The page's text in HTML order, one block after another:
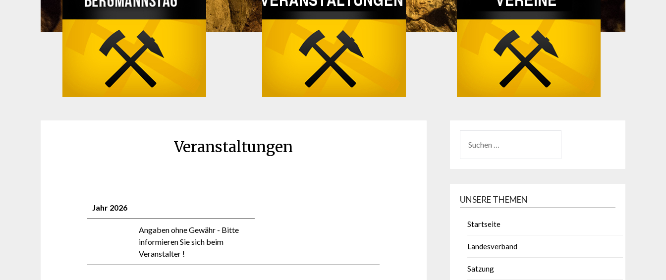
Veranstaltungen
Jahr 2026
Angaben ohne Gewähr - Bitte
informieren Sie sich beim
Veranstalter !
UNSERE THEMEN
Startseite
Landesverband
Satzung